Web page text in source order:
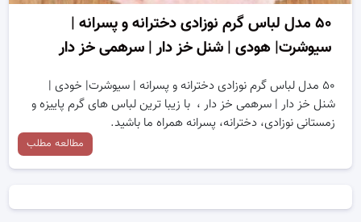
۵۰ مدل لباس گرم نوزادی دخترانه و پسرانه |
سیوشرت| هودی | شنل خز دار | سرهمی خز دار
۵۰ مدل لباس گرم نوزادی دخترانه و پسرانه | سیوشرت| خودی |
شنل خز دار | سرهمی خز دار ، با زیبا ترین لباس های گرم پاییزه و
زمستانی نوزادی، دخترانه، پسرانه همراه ما باشید.
مطالعه مطلب